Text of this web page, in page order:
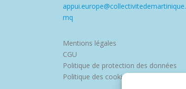
appui.europe@collectivitedemartinique.
mq
Mentions légales
CGU
Politique de protection des données
Politique des cookies